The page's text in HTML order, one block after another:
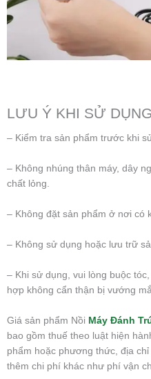
LƯU Ý KHI SỬ
– Kiểm tra sản phẩm trước khi
– Không nhúng thân máy, dây
chất lỏng.
– Không đặt sản phẩm ở nơi có
– Không sử dụng hoặc lưu trữ
– Khi sử dụng, vui lòng buộc
hợp không cẩn thận bị vướng
Giá sản phẩm Nồi Máy Đánh
bao gồm thuế theo luật hiện
phẩm hoặc phương thức, địa
thêm chi phí khác như phí vận